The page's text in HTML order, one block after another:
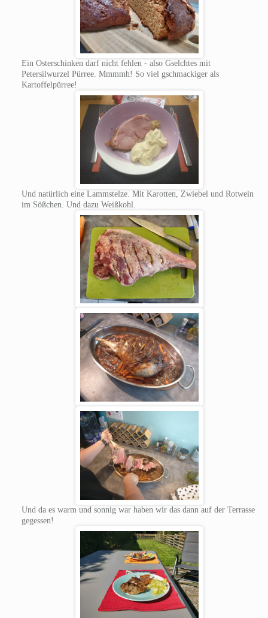
Ein Osterschinken darf nicht fehlen - also Gselchtes mit
Petersilwurzel Pürree. Mmmmh! So viel gschmackiger als
Kartoffelpürree!
Und natürlich eine Lammstelze. Mit Karotten, Zwiebel und Rotwein
im Sößchen. Und dazu Weißkohl.
Und da es warm und sonnig war haben wir das dann auf der Terrasse
gegessen!